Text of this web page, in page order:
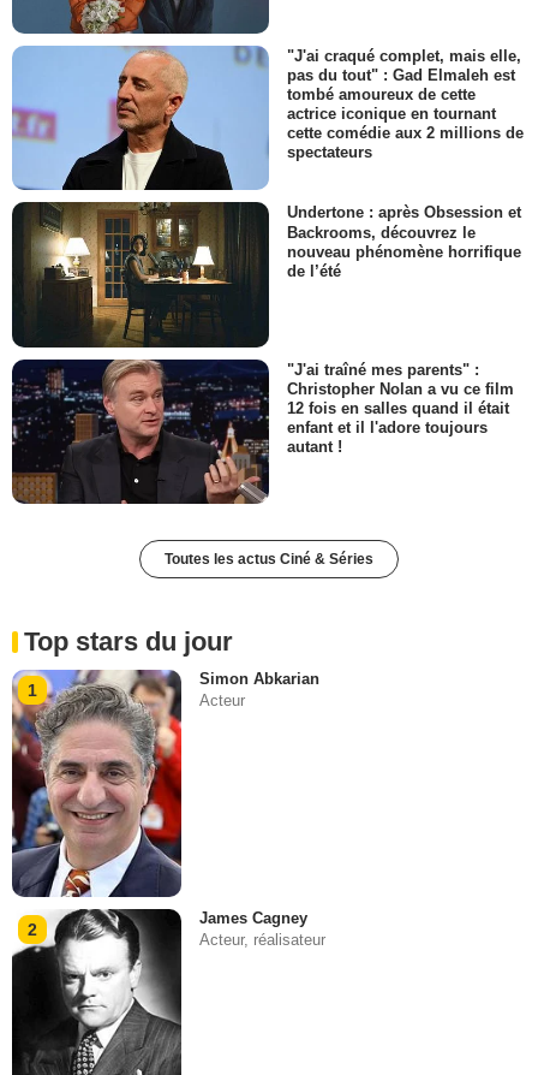
"J'ai craqué complet, mais elle,
pas du tout" : Gad Elmaleh est
tombé amoureux de cette
actrice iconique en tournant
cette comédie aux 2 millions de
spectateurs
Undertone : après Obsession et
Backrooms, découvrez le
nouveau phénomène horrifique
de l’été
"J'ai traîné mes parents" :
Christopher Nolan a vu ce film
12 fois en salles quand il était
enfant et il l'adore toujours
autant !
Toutes les actus Ciné & Séries
Top stars du jour
1
Simon Abkarian
Acteur
2
James Cagney
Acteur, réalisateur